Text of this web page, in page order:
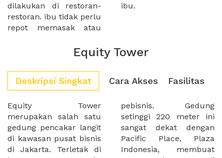
dilakukan di restoran-
restoran. ibu tidak perlu
repot memasak atau
ibu.
Equity Tower
Deskripsi Singkat Cara Akses Fasilitas
Equity Tower
merupakan salah satu
gedung pencakar langit
di kawasan pusat bisnis
di Jakarta. Terletak di
pebisnis. Gedung
setinggi 220 meter ini
sangat dekat dengan
Pacific Place, Plaza
Indonesia, membuat